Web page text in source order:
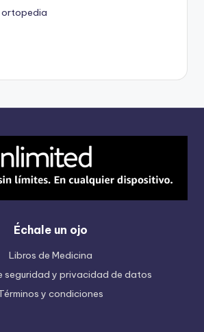
ortopedia
Échale un ojo
Libros de Medicina
seguridad y privacidad de datos
y condiciones